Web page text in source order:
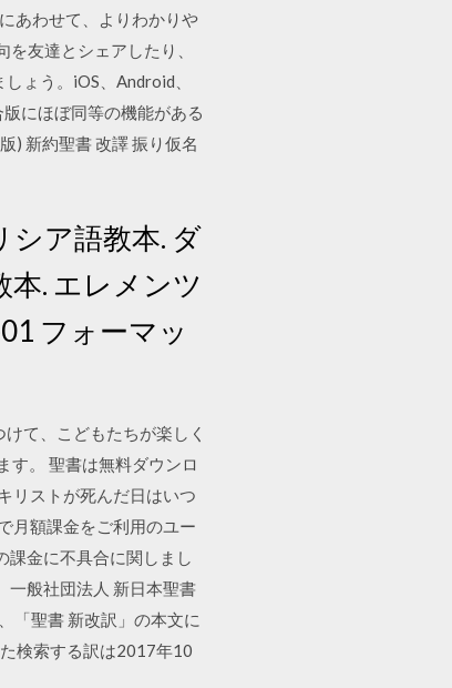
あわせて、よりわかりや
友達とシェアしたり、
ょう。iOS、Android、
にほぼ同等の機能がある
) 新約聖書 改譯 振り仮名
ア語教本. ダ
. エレメンツ
フォーマッ
て、こどもたちが楽しく
す。 聖書は無料ダウンロ
リストが死んだ日はいつ
月額課金をご利用のユー
課金に不具合に関しまし
一般社団法人 新日本聖書
「聖書 新改訳」の本文に
検索する訳は2017年10